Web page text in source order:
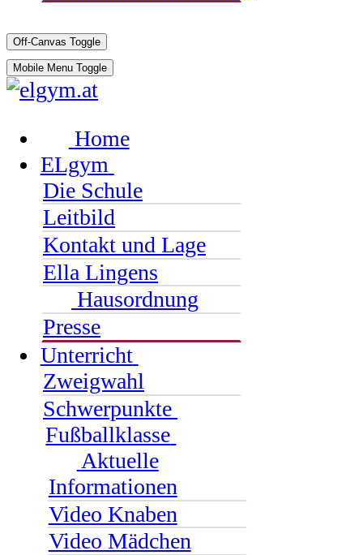
Off-Canvas Toggle
Mobile Menu Toggle
Home
ELgym
Die Schule
Leitbild
Kontakt und Lage
Ella Lingens
Hausordnung
Presse
Unterricht
Zweigwahl
Schwerpunkte
Fußballklasse
Aktuelle
Informationen
Video Knaben
Video Mädchen